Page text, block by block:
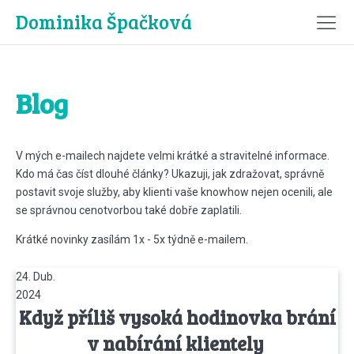
Dominika Špačková
Blog
V mých e-mailech najdete velmi krátké a stravitelné informace.
Kdo má čas číst dlouhé články? Ukazuji, jak zdražovat, správně
postavit svoje služby, aby klienti vaše knowhow nejen ocenili, ale
se správnou cenotvorbou také dobře zaplatili.
Krátké novinky zasílám 1x - 5x týdně e-mailem.
24. Dub.
2024
Když příliš vysoká hodinovka brání
v nabírání klientely